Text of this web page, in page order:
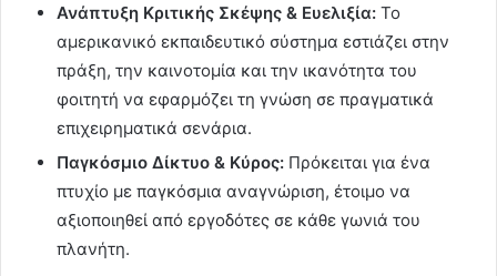
Ανάπτυξη Κριτικής Σκέψης & Ευελιξία: Το
αμερικανικό εκπαιδευτικό σύστημα εστιάζει στην
πράξη, την καινοτομία και την ικανότητα του
φοιτητή να εφαρμόζει τη γνώση σε πραγματικά
επιχειρηματικά σενάρια.
Παγκόσμιο Δίκτυο & Κύρος: Πρόκειται για ένα
πτυχίο με παγκόσμια αναγνώριση, έτοιμο να
αξιοποιηθεί από εργοδότες σε κάθε γωνιά του
πλανήτη.